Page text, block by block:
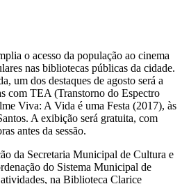
o acesso da população ao cinema
nas bibliotecas públicas da cidade.
um dos destaques de agosto será a
com TEA (Transtorno do Espectro
Viva: A Vida é uma Festa (2017), às
A exibição será gratuita, com
antes da sessão.
da Secretaria Municipal de Cultura e
do Sistema Municipal de
na Biblioteca Clarice